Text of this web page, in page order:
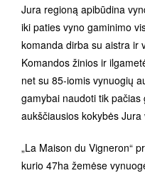
Jura regioną apibūdina
iki paties vyno gaminimo
komanda dirba su aistra ir
Komandos žinios ir
net su 85-iomis vynuogių
gamybai naudoti tik
aukščiausios kokybės Jura
„La Maison du Vigneron“
kurio 47ha žemėse